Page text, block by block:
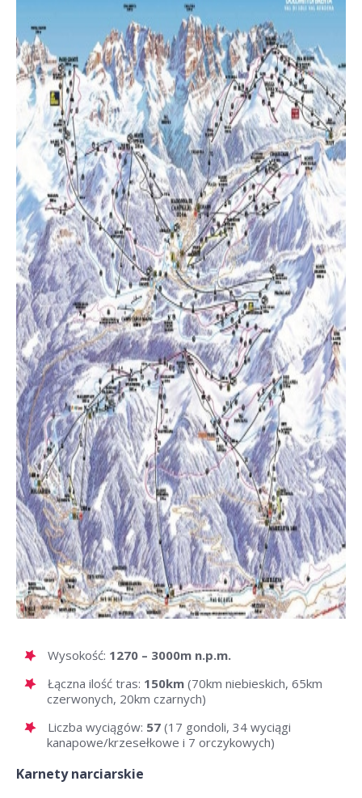
Wysokość: 1270 – 3000m n.p.m.
Łączna ilość tras: 150km (70km niebieskich, 65km
czerwonych, 20km czarnych)
Liczba wyciągów: 57 (17 gondoli, 34 wyciągi
kanapowe/krzesełkowe i 7 orczykowych)
Karnety narciarskie